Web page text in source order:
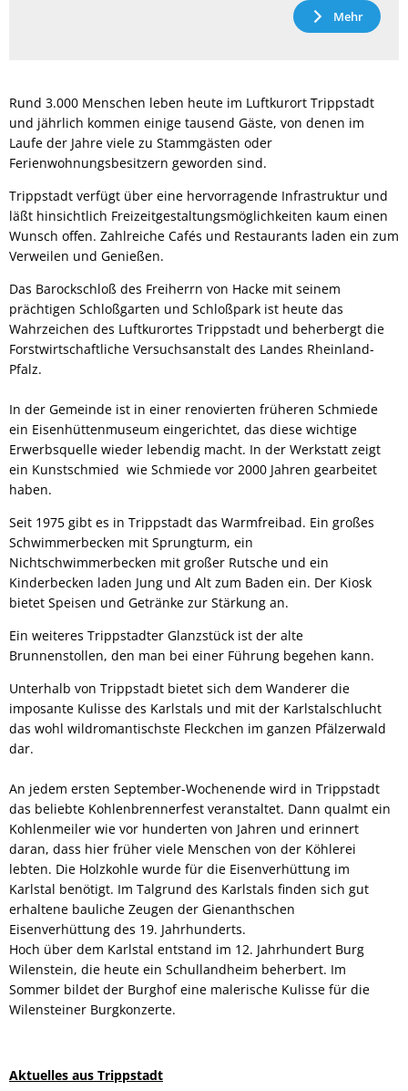
Mehr
Rund 3.000 Menschen leben heute im Luftkurort Trippstadt
und jährlich kommen einige tausend Gäste, von denen im
Laufe der Jahre viele zu Stammgästen oder
Ferienwohnungsbesitzern geworden sind.
Trippstadt verfügt über eine hervorragende Infrastruktur und
läßt hinsichtlich Freizeitgestaltungsmöglichkeiten kaum einen
Wunsch offen. Zahlreiche Cafés und Restaurants laden ein zum
Verweilen und Genießen.
Das Barockschloß des Freiherrn von Hacke mit seinem
prächtigen Schloßgarten und Schloßpark ist heute das
Wahrzeichen des Luftkurortes Trippstadt und beherbergt die
Forstwirtschaftliche Versuchsanstalt des Landes Rheinland-
Pfalz.
In der Gemeinde ist in einer renovierten früheren Schmiede
ein Eisenhüttenmuseum eingerichtet, das diese wichtige
Erwerbsquelle wieder lebendig macht. In der Werkstatt zeigt
ein Kunstschmied wie Schmiede vor 2000 Jahren gearbeitet
haben.
Seit 1975 gibt es in Trippstadt das Warmfreibad. Ein großes
Schwimmerbecken mit Sprungturm, ein
Nichtschwimmerbecken mit großer Rutsche und ein
Kinderbecken laden Jung und Alt zum Baden ein. Der Kiosk
bietet Speisen und Getränke zur Stärkung an.
Ein weiteres Trippstadter Glanzstück ist der alte
Brunnenstollen, den man bei einer Führung begehen kann.
Unterhalb von Trippstadt bietet sich dem Wanderer die
imposante Kulisse des Karlstals und mit der Karlstalschlucht
das wohl wildromantischste Fleckchen im ganzen Pfälzerwald
dar.
An jedem ersten September-Wochenende wird in Trippstadt
das beliebte Kohlenbrennerfest veranstaltet. Dann qualmt ein
Kohlenmeiler wie vor hunderten von Jahren und erinnert
daran, dass hier früher viele Menschen von der Köhlerei
lebten. Die Holzkohle wurde für die Eisenverhüttung im
Karlstal benötigt. Im Talgrund des Karlstals finden sich gut
erhaltene bauliche Zeugen der Gienanthschen
Eisenverhüttung des 19. Jahrhunderts.
Hoch über dem Karlstal entstand im 12. Jahrhundert Burg
Wilenstein, die heute ein Schullandheim beherbert. Im
Sommer bildet der Burghof eine malerische Kulisse für die
Wilensteiner Burgkonzerte.
Aktuelles aus Trippstadt